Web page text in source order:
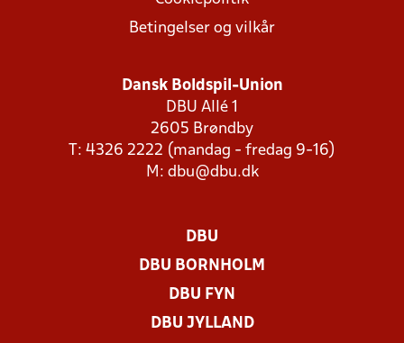
Betingelser og vilkår
Dansk Boldspil-Union
DBU Allé 1
2605 Brøndby
T: 4326 2222 (mandag - fredag 9-16)
M: dbu@dbu.dk
DBU
DBU BORNHOLM
DBU FYN
DBU JYLLAND